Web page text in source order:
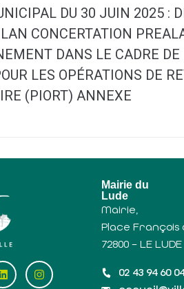
DU 30 JUIN 2025 :
CONCERTATION
DANS LE CADRE DE
LES OPÉRATIONS DE
(PIORT) ANNEXE
Mairie du
Lude
Mairie,
Place François
72800 – LE LUDE
02 43 94 60